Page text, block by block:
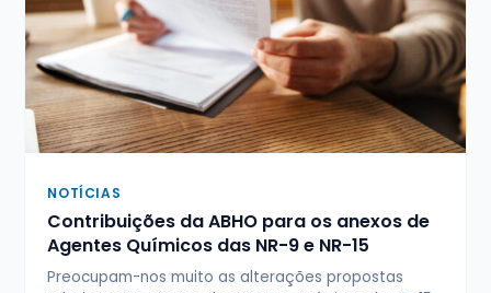
NOTÍCIAS
Contribuições da ABHO para os anexos de
Agentes Químicos das NR-9 e NR-15
Preocupam-nos muito as alterações propostas